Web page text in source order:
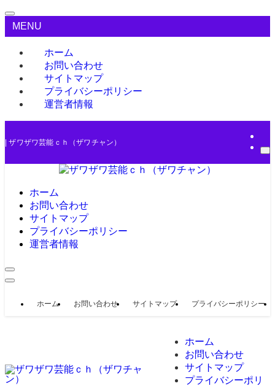
MENU
ホーム
お問い合わせ
サイトマップ
プライバシーポリシー
運営者情報
| ザワザワ芸能ｃｈ（ザワチャン）
ホーム
お問い合わせ
サイトマップ
プライバシーポリシー
運営者情報
ホーム お問い合わせ サイトマップ プライバシーポリシー
ホーム
お問い合わせ
サイトマップ
プライバシーポリ